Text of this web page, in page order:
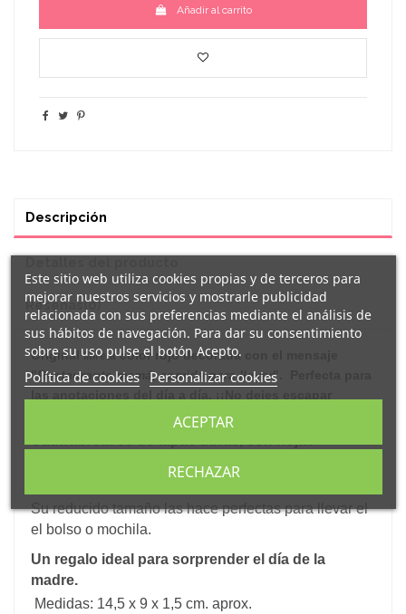
Añadir al carrito
Descripción
Reseñas(0)
Originallibretacolor rojo decorada con el mensaje
"Restaurante mamá, comida para llevar"
lazo marcapáginas en su interior.
Su reducido tamaño las hace perfectas para llevar el
el bolso o mochila.
Un regalo ideal para sorprender el día de la
madre.
Medidas: 14,5 x 9 x 1,5 cm. aprox.
Este sitio web utiliza cookies propias y de terceros para
mejorar nuestros servicios y mostrarle publicidad
relacionada con sus preferencias mediante el análisis de
sus hábitos de navegación. Para dar su consentimiento
sobre su uso pulse el botón Acepto.
Política de cookies Personalizar cookies
RECHAZAR
ACEPTAR